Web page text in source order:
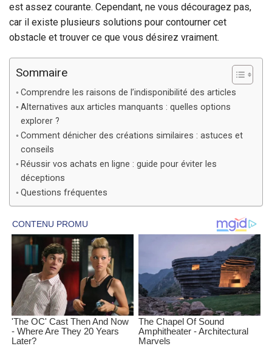
est assez courante. Cependant, ne vous découragez pas,
car il existe plusieurs solutions pour contourner cet
obstacle et trouver ce que vous désirez vraiment.
Sommaire
Comprendre les raisons de l’indisponibilité des articles
Alternatives aux articles manquants : quelles options
explorer ?
Comment dénicher des créations similaires : astuces et
conseils
Réussir vos achats en ligne : guide pour éviter les
déceptions
Questions fréquentes